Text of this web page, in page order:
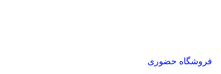
فروشگاه حضوری